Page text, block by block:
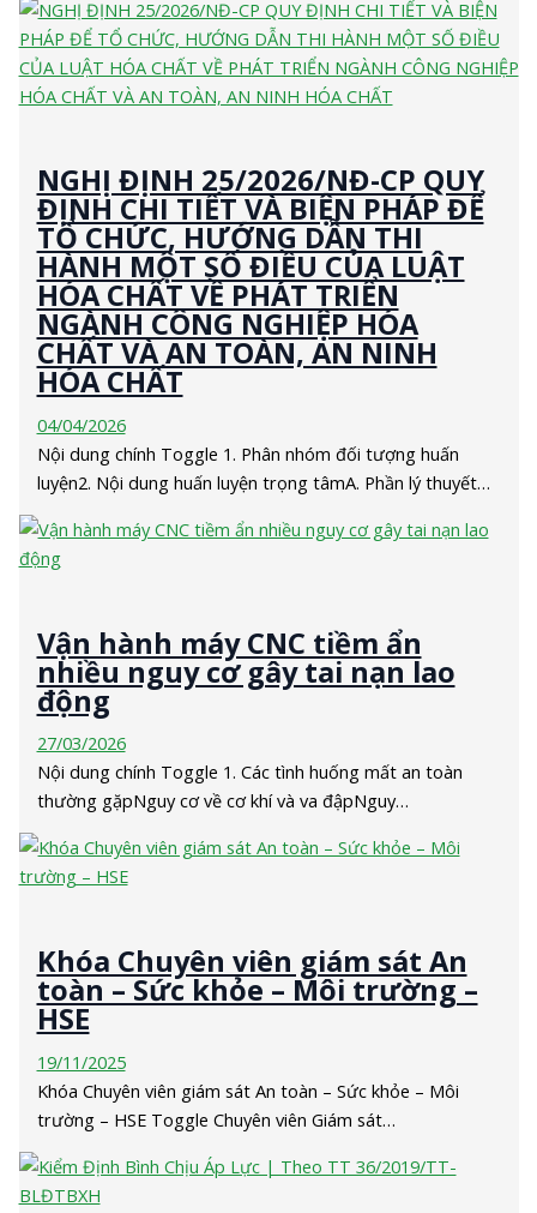
NGHỊ ĐỊNH 25/2026/NĐ-CP QUY
ĐỊNH CHI TIẾT VÀ BIỆN PHÁP ĐỂ
TỔ CHỨC, HƯỚNG DẪN THI
HÀNH MỘT SỐ ĐIỀU CỦA LUẬT
HÓA CHẤT VỀ PHÁT TRIỂN
NGÀNH CÔNG NGHIỆP HÓA
CHẤT VÀ AN TOÀN, AN NINH
HÓA CHẤT
04/04/2026
Nội dung chính Toggle 1. Phân nhóm đối tượng huấn
luyện2. Nội dung huấn luyện trọng tâmA. Phần lý thuyết…
Vận hành máy CNC tiềm ẩn
nhiều nguy cơ gây tai nạn lao
động
27/03/2026
Nội dung chính Toggle 1. Các tình huống mất an toàn
thường gặpNguy cơ về cơ khí và va đậpNguy…
Khóa Chuyên viên giám sát An
toàn – Sức khỏe – Môi trường –
HSE
19/11/2025
Khóa Chuyên viên giám sát An toàn – Sức khỏe – Môi
trường – HSE Toggle Chuyên viên Giám sát…